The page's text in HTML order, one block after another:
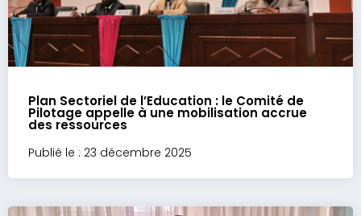
Plan Sectoriel de l’Education : le Comité de
Pilotage appelle à une mobilisation accrue
des ressources
Publié le : 23 décembre 2025